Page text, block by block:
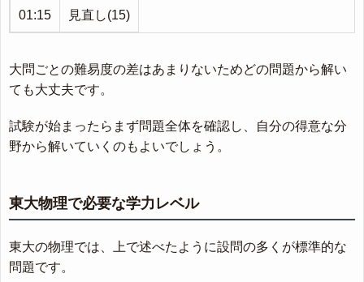
01:15 見直し(15)
大問ごとの難易度の差はあまりないためどの問題から解い
ても大丈夫です。
試験が始まったらまず問題全体を確認し、自分の得意な分
野から解いていくのもよいでしょう。
東大物理で必要な学力レベル
東大の物理では、上で述べたように設問の多くが標準的な
問題です。